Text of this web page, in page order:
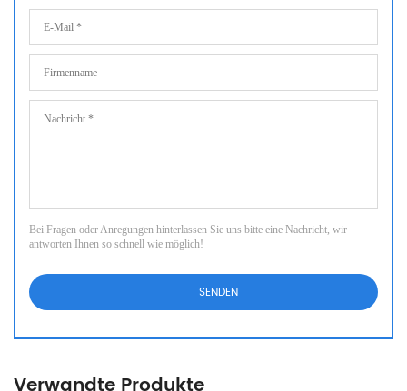
Bei Fragen oder Anregungen hinterlassen Sie uns bitte eine Nachricht, wir
antworten Ihnen so schnell wie möglich!